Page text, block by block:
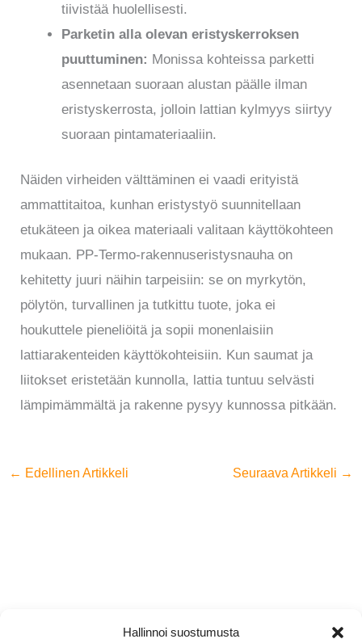
Hallinnoi suostumusta
tiivistää huolellisesti.
Parketin alla olevan eristyskerroksen
puuttuminen: Monissa kohteissa parketti
asennetaan suoraan alustan päälle ilman
eristyskerrosta, jolloin lattian kylmyys siirtyy
suoraan pintamateriaaliin.
Näiden virheiden välttäminen ei vaadi erityistä
ammattitaitoa, kunhan eristystyö suunnitellaan
etukäteen ja oikea materiaali valitaan käyttökohteen
mukaan. PP-Termo-rakennuseristysnauha on
kehitetty juuri näihin tarpeisiin: se on myrkytön,
pölytön, turvallinen ja tutkittu tuote, joka ei
houkuttele pieneliöitä ja sopii monenlaisiin
lattiarakenteiden käyttökohteisiin. Kun saumat ja
liitokset eristetään kunnolla, lattia tuntuu selvästi
lämpimämmältä ja rakenne pysyy kunnossa pitkään.
← Edellinen Artikkeli Seuraava Artikkeli →